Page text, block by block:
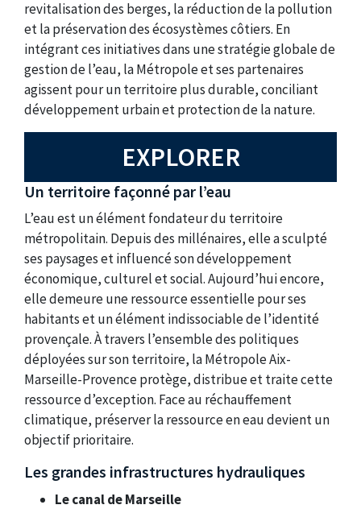
revitalisation des berges, la réduction de la pollution
et la préservation des écosystèmes côtiers. En
intégrant ces initiatives dans une stratégie globale de
gestion de l’eau, la Métropole et ses partenaires
agissent pour un territoire plus durable, conciliant
développement urbain et protection de la nature.
EXPLORER
Un territoire façonné par l’eau
L’eau est un élément fondateur du territoire
métropolitain. Depuis des millénaires, elle a sculpté
ses paysages et influencé son développement
économique, culturel et social. Aujourd’hui encore,
elle demeure une ressource essentielle pour ses
habitants et un élément indissociable de l’identité
provençale. À travers l’ensemble des politiques
déployées sur son territoire, la Métropole Aix-
Marseille-Provence protège, distribue et traite cette
ressource d’exception. Face au réchauffement
climatique, préserver la ressource en eau devient un
objectif prioritaire.
Les grandes infrastructures hydrauliques
Le canal de Marseille